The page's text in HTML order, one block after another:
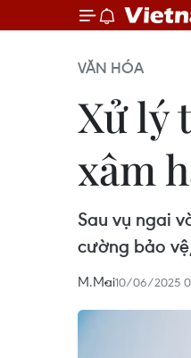
VĂN HÓA
Xử lý
xâm
Sau vụ ngai
cường bảo
M.Mai10/06/2025